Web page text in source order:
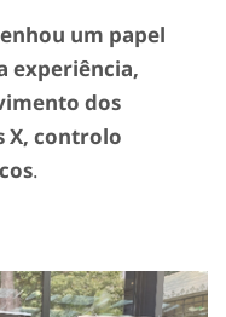
um papel
experiência,
dos
X, controlo
.